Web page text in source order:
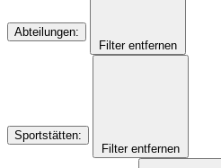
Abteilungen:
Filter entfernen
Sportstätten:
Filter entfernen